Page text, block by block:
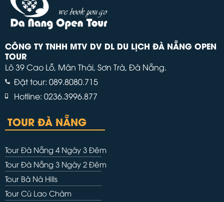
CÔNG TY TNHH MTV DV DL DU LỊCH ĐÀ NẴNG OPEN
TOUR
Lô 39 Cao Lỗ, Mân Thái, Sơn Trà, Đà Nẵng.
Đặt tour: 089.8080.715
Hotline: 0236.3996.877
TOUR ĐÀ NẴNG
Tour Đà Nẵng 4 Ngày 3 Đêm
Tour Đà Nẵng 3 Ngày 2 Đêm
Tour Bà Nà Hills
Tour Cù Lao Chàm